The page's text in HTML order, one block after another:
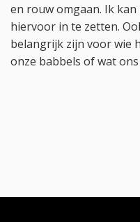
en rouw omgaan. Ik
hiervoor in te zetten.
belangrijk zijn voor wie
onze babbels of wat